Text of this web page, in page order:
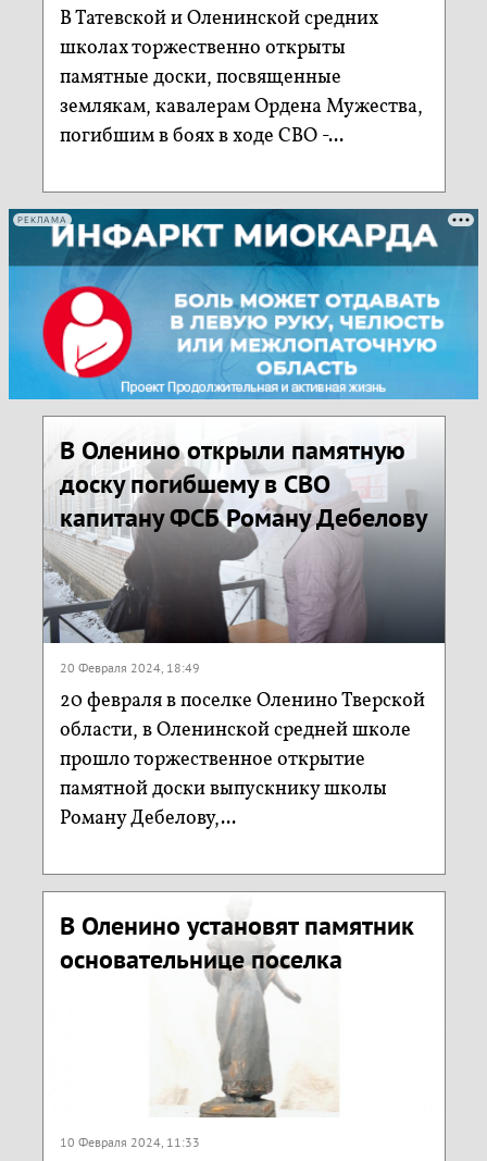
В Татевской и Оленинской средних
школах торжественно открыты
памятные доски, посвященные
землякам, кавалерам Ордена Мужества,
погибшим в боях в ходе СВО -...
РЕКЛАМА
В Оленино открыли памятную
доску погибшему в СВО
капитану ФСБ Роману Дебелову
20 Февраля 2024, 18:49
20 февраля в поселке Оленино Тверской
области, в Оленинской средней школе
прошло торжественное открытие
памятной доски выпускнику школы
Роману Дебелову,...
В Оленино установят памятник
основательнице поселка
10 Февраля 2024, 11:33